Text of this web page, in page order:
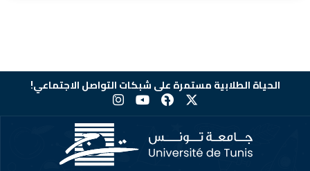
الحياة الطلابية مستمرة على شبكات التواصل الاجتماعي!